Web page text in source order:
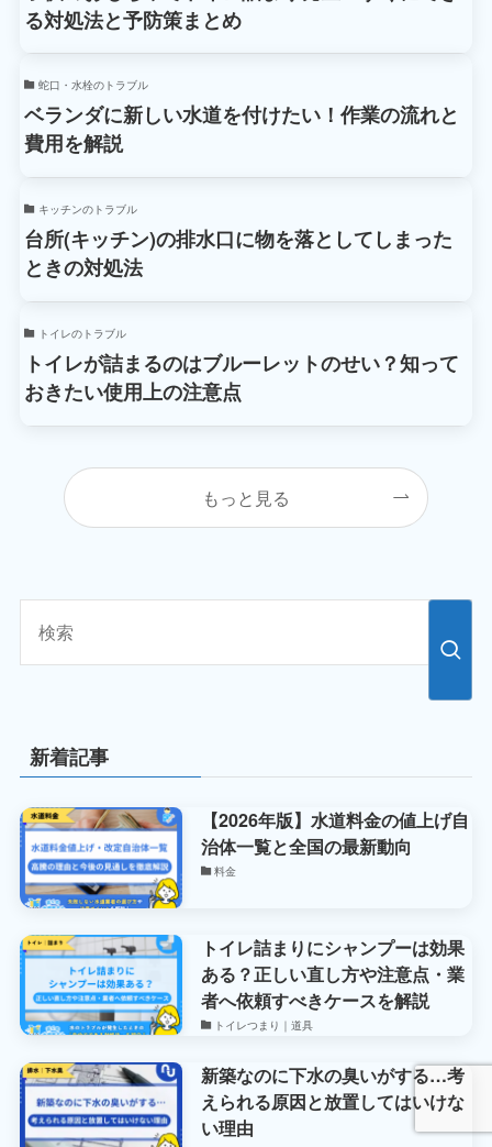
る対処法と予防策まとめ
蛇口・水栓のトラブル
ベランダに新しい水道を付けたい！作業の流れと
費用を解説
キッチンのトラブル
台所(キッチン)の排水口に物を落としてしまった
ときの対処法
トイレのトラブル
トイレが詰まるのはブルーレットのせい？知って
おきたい使用上の注意点
もっと見る
新着記事
【2026年版】水道料金の値上げ自
治体一覧と全国の最新動向
料金
トイレ詰まりにシャンプーは効果
ある？正しい直し方や注意点・業
者へ依頼すべきケースを解説
トイレつまり｜道具
新築なのに下水の臭いがする…考
えられる原因と放置してはいけな
い理由